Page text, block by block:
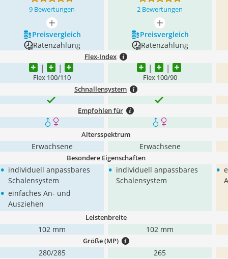
9 Bewertungen 2 Bewertungen
mehr anzeigen
mehr anzeigen
Preis­vergleich
Preis­vergleich
Ratenzahlung
Ratenzahlung
Flex-Index
Flex 100/110 Flex 100/90
Schnallensystem
Empfohlen für
Altersspektrum
Erwachsene Erwachsene
Besondere Eigenschaften
• individuell anpassbares
Schalensystem
• einfaches An- und
Ausziehen
• individuell anpassbares
Schalensystem
•
Leistenbreite
102 mm 102 mm
Größe (MP)
280/285 265